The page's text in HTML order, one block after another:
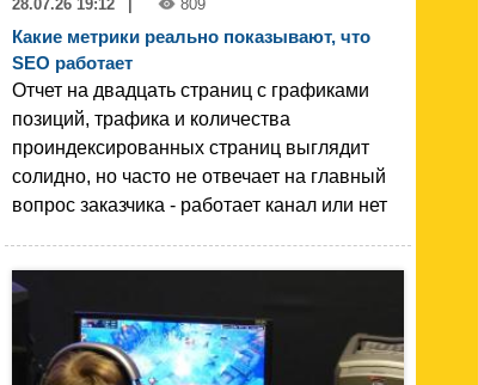
28.07.26 19:12 809
Какие метрики реально показывают, что
SEO работает
Отчет на двадцать страниц с графиками
позиций, трафика и количества
проиндексированных страниц выглядит
солидно, но часто не отвечает на главный
вопрос заказчика - работает канал или нет